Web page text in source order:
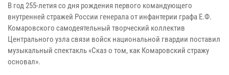
В год 255-летия со дня рождения первого командующего
внутренней стражей России генерала от инфантерии графа Е.Ф.
Комаровского самодеятельный творческий коллектив
Центрального узла связи войск национальной гвардии поставил
музыкальный спектакль «Сказ о том, как Комаровский стражу
основал».